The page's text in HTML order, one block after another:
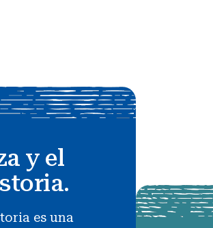
y el
es una